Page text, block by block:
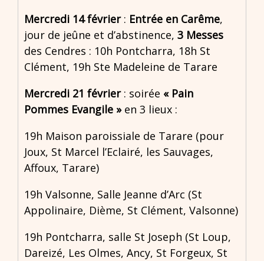
Mercredi 14 février: Entrée en Carême,
jour de jeûne et d’abstinence, 3 Messes
des Cendres : 10h Pontcharra, 18h St
Clément, 19h Ste Madeleine de Tarare
Mercredi 21 février: soirée « Pain
Pommes Evangile »en 3 lieux :
19h Maison paroissiale de Tarare (pour
Joux, St Marcel l’Eclairé, les Sauvages,
Affoux, Tarare)
19h Valsonne, Salle Jeanne d’Arc (St
Appolinaire, Dième, St Clément, Valsonne)
19h Pontcharra, salle St Joseph (St Loup,
Dareizé, Les Olmes, Ancy, St Forgeux, St